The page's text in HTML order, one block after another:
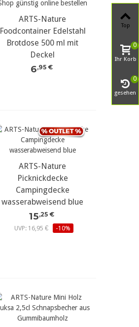
ARTS-Nature
Foodcontainer Edelstahl
Brotdose 500 ml mit
Deckel
6,95 €
ARTS-Nature
Picknickdecke
Campingdecke
wasserabweisend blue
15,25 €
UVP: 16,95 €
-10%
Top
Ihr Korb
0
gesehen
0